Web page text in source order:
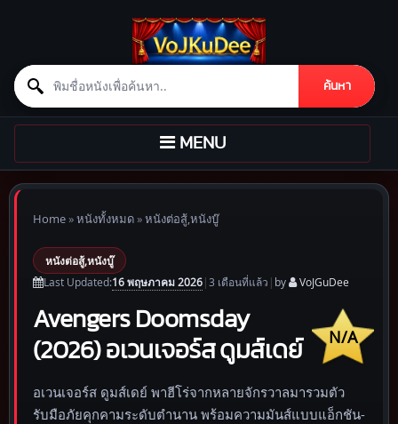
Search for:
ค้นหา
Skip to content
TOGGLE
NAVIGATION
MENU
Home»หนังทั้งหมด»หนังต่อสู้,หนังบู๊
หนังต่อสู้,หนังบู๊
Last Updated:16 พฤษภาคม 2026|3 เดือนที่แล้ว | by VoJGuDee
N/A
Avengers Doomsday
(2026) อเวนเจอร์ส ดูมส์เดย์
อเวนเจอร์ส ดูมส์เดย์ พาฮีโร่จากหลายจักรวาลมารวมตัว
รับมือภัยคุกคามระดับตำนาน พร้อมความมันส์แบบแอ็กชัน-